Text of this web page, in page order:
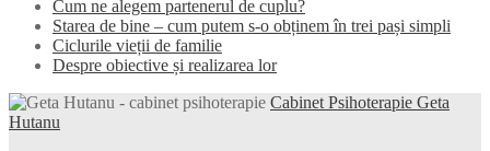
Cum ne alegem partenerul de cuplu?
Starea de bine – cum putem s-o obținem în trei pași simpli
Ciclurile vieții de familie
Despre obiective și realizarea lor
Cabinet Psihoterapie Geta
Hutanu